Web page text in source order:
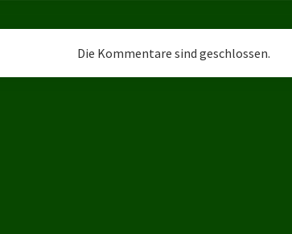
Die Kommentare sind geschlossen.